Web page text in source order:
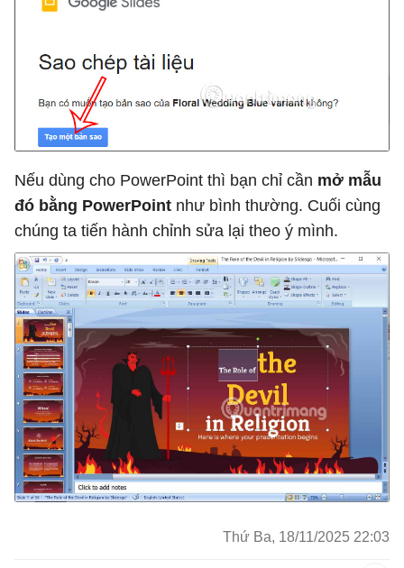
Nếu dùng cho PowerPoint thì bạn chỉ cần mở mẫu
đó bằng PowerPoint như bình thường. Cuối cùng
chúng ta tiến hành chỉnh sửa lại theo ý mình.
Thứ Ba, 18/11/2025 22:03